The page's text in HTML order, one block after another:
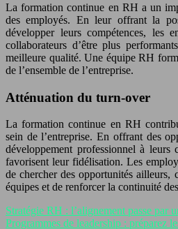
La formation continue en RH a un
des employés. En leur offrant la
développer leurs compétences, les
collaborateurs d’être plus
meilleure qualité. Une équipe RH
de l’ensemble de l’entreprise.
Atténuation du turn-over
La formation continue en RH
sein de l’entreprise. En offrant des
développement professionnel à leurs
favorisent leur fidélisation. Les
de chercher des opportunités ailleurs,
équipes et de renforcer la continuité
Stratégie RH : l’alignement passe par
Programmes de leadership : préparez